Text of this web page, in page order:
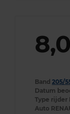
8,0
Band 205/
Datum
Type rijder
Auto